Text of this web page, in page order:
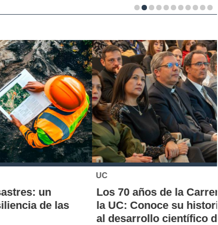
Los 70 años de la Carrera de Química de
la UC: Conoce su historia, hitos y aporte
al desarrollo científico del país